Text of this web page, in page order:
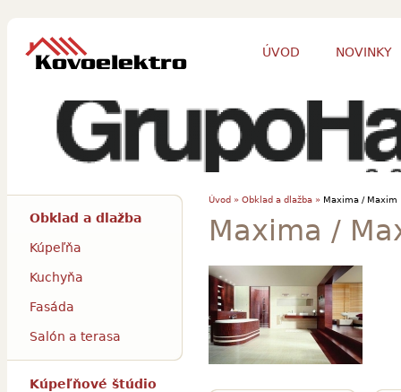
ÚVOD NOVINKY
Úvod » Obklad a dlažba »Maxima / Maxim
Maxima /
Obklad a dlažba
Kúpeľňa
Kuchyňa
Fasáda
Salón a terasa
Kúpeľňové štúdio